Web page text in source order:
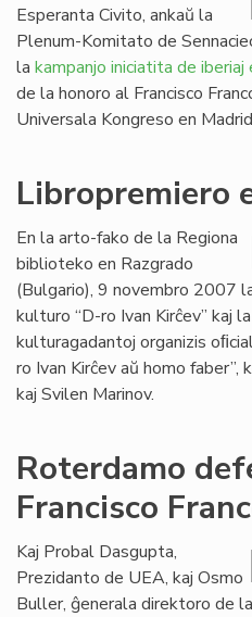
Esperanta Civito, ankaŭ la
Plenum-Komitato de
la kampanjo iniciatita de
de la honoro al Francisco
Universala Kongreso en
Libropremiero
En la arto-fako de la Regiona
biblioteko en Razgrado
(Bulgario), 9 novembro 2007
kulturo “D-ro Ivan Kirĉev” kaj
kulturagadantoj organizis
ro Ivan Kirĉev aŭ homo
kaj Svilen Marinov.
Roterdamo
Francisco
Kaj Probal Dasgupta,
Prezidanto de UEA, kaj Osmo
Buller, ĝenerala direktoro de